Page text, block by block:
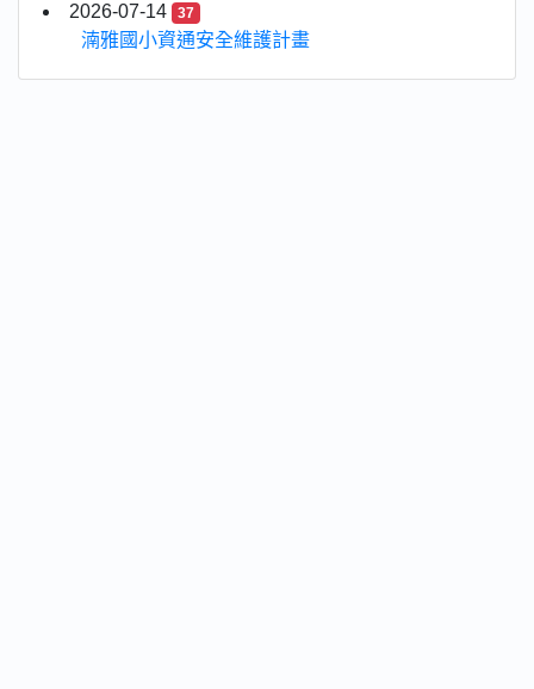
2026-07-14
37
湳雅國小資通安全維護計畫